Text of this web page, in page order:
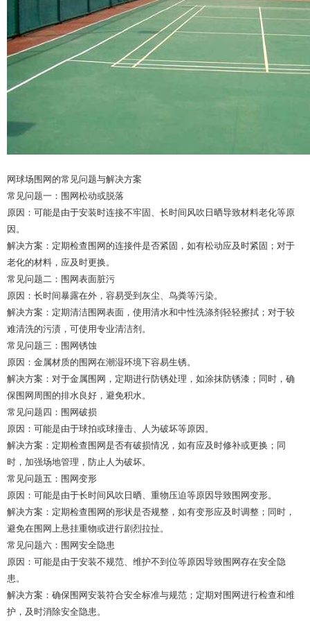
网球场围网的常见问题与解决方案
常见问题一：围网松动或脱落
原因：可能是由于安装时连接不牢固、长时间风吹日晒导致材料老化等原
因。
解决方案：定期检查围网的连接件是否紧固，如有松动应及时紧固；对于
老化的材料，应及时更换。
常见问题二：围网表面脏污
原因：长时间暴露在外，容易受到灰尘、鸟粪等污染。
解决方案：定期清洁围网表面，使用清水和中性洗涤剂轻轻擦拭；对于较
难清洗的污渍，可使用专业清洁剂。
常见问题三：围网锈蚀
原因：金属材质的围网在潮湿环境下容易生锈。
解决方案：对于金属围网，定期进行防锈处理，如涂抹防锈漆；同时，确
保围网周围的排水良好，避免积水。
常见问题四：围网破损
原因：可能是由于球拍或球撞击、人为破坏等原因。
解决方案：定期检查围网是否有破损情况，如有应及时修补或更换；同
时，加强场地管理，防止人为破坏。
常见问题五：围网变形
原因：可能是由于长时间风吹日晒、重物压迫等原因导致围网变形。
解决方案：定期检查围网的形状是否规整，如有变形应及时调整；同时，
避免在围网上悬挂重物或进行剧烈拉扯。
常见问题六：围网安全隐患
原因：可能是由于安装不规范、维护不到位等原因导致围网存在安全隐
患。
解决方案：确保围网安装符合安全标准与规范；定期对围网进行检查和维
护，及时消除安全隐患。